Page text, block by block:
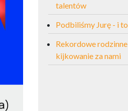
talentów
Podbiliśmy Jurę - i
Rekordowe rodzinne
kijkowanie za nami